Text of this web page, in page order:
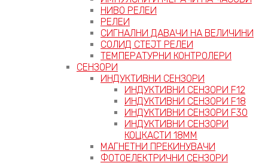
НИВО РЕЛЕИ
РЕЛЕИ
СИГНАЛНИ ДАВАЧИ НА ВЕЛИЧИНИ
СОЛИД СТЕЈТ РЕЛЕИ
ТЕМПЕРАТУРНИ КОНТРОЛЕРИ
СЕНЗОРИ
ИНДУКТИВНИ СЕНЗОРИ
ИНДУКТИВНИ СЕНЗОРИ F12
ИНДУКТИВНИ СЕНЗОРИ F18
ИНДУКТИВНИ СЕНЗОРИ F30
ИНДУКТИВНИ СЕНЗОРИ
КОЦКАСТИ 18ММ
МАГНЕТНИ ПРЕКИНУВАЧИ
ФОТОЕЛЕКТРИЧНИ СЕНЗОРИ